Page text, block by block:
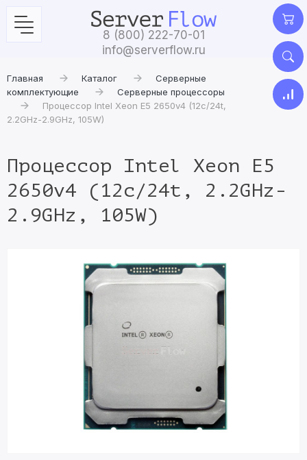
8 (800) 222-70-01
info@serverflow.ru
Главная Каталог
Серверные
комплектующие
Серверные процессоры
Процессор Intel Xeon E5 2650v4 (12c/24t,
2.2GHz-2.9GHz, 105W)
Процессор Intel Xeon E5
2650v4 (12c/24t, 2.2GHz-
2.9GHz, 105W)